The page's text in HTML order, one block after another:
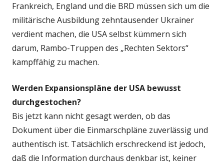
Frankreich, England und die BRD müssen sich um die
militärische Ausbildung zehntausender Ukrainer
verdient machen, die USA selbst kümmern sich
darum, Rambo-Truppen des „Rechten Sektors“
kampffähig zu machen.
Werden Expansionspläne der USA bewusst
durchgestochen?
Bis jetzt kann nicht gesagt werden, ob das
Dokument über die Einmarschpläne zuverlässig und
authentisch ist. Tatsächlich erschreckend ist jedoch,
daß die Information durchaus denkbar ist, keiner